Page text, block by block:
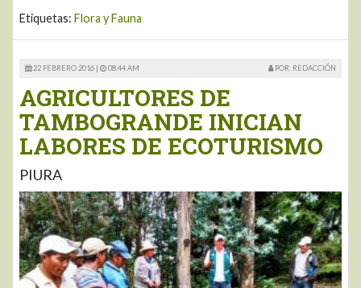
Etiquetas: Flora y Fauna
22 FEBRERO 2016 | 08:44 AM POR: REDACCIÓN
AGRICULTORES DE
TAMBOGRANDE INICIAN
LABORES DE ECOTURISMO
PIURA